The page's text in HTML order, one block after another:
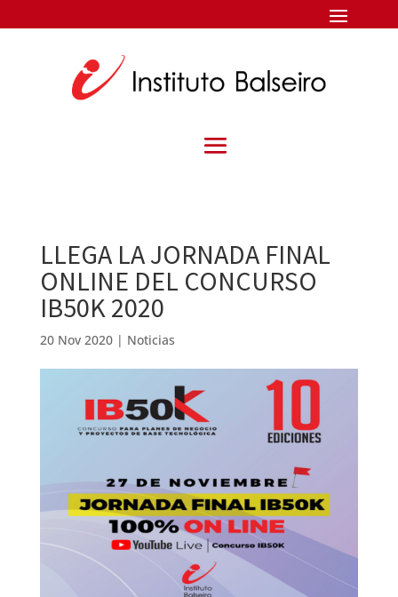
LLEGA LA JORNADA FINAL
ONLINE DEL CONCURSO
IB50K 2020
20 Nov 2020| Noticias